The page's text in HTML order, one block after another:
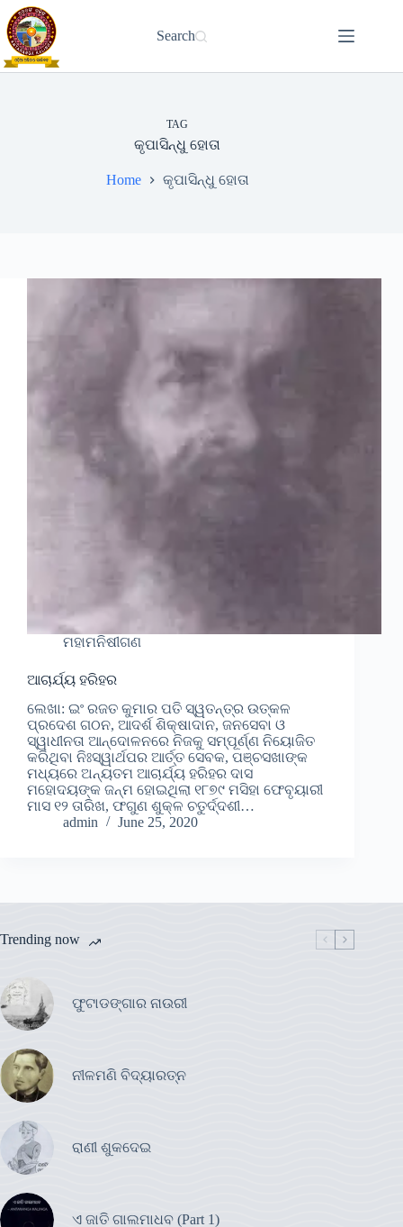
Skip
to
content
Search
TAG
କୃପାସିନ୍ଧୁ ହୋତା
Home କୃପାସିନ୍ଧୁ ହୋତା
ମହାମନିଷୀଗଣ
ଆଚାର୍ଯ୍ୟ ହରିହର
ଲେଖା: ଇଂ ରଜତ କୁମାର ପତି ସ୍ୱତନ୍ତ୍ର ଉତ୍କଳ
ପ୍ରଦେଶ ଗଠନ, ଆଦର୍ଶ ଶିକ୍ଷାଦାନ, ଜନସେବା ଓ
ସ୍ୱାଧୀନତା ଆନ୍ଦୋଳନରେ ନିଜକୁ ସମ୍ପୂର୍ଣ୍ଣ ନିୟୋଜିତ
କରିଥିବା ନିଃସ୍ୱାର୍ଥପର ଆର୍ତ୍ତ ସେବକ, ପଞ୍ଚସଖାଙ୍କ
ମଧ୍ୟରେ ଅନ୍ୟତମ ଆଚାର୍ଯ୍ୟ ହରିହର ଦାସ
ମହୋଦୟଙ୍କ ଜନ୍ମ ହୋଇଥିଲା ୧୮୭୯ ମସିହା ଫେବୃୟାରୀ
ମାସ ୧୨ ତାରିଖ, ଫଗୁଣ ଶୁକ୍ଳ ଚତୁର୍ଦ୍ଦଶୀ…
admin
June 25, 2020
Trending now
ଫୁଟାଡଙ୍ଗାର ନାଉରୀ
ନୀଳମଣି ବିଦ୍ୟାରତ୍ନ
ରାଣୀ ଶୁକଦେଇ
ଏ ଜାତି ଗାଲମାଧବ (Part 1)